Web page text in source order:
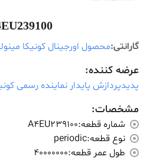
گارانتی:محصول اورجینال کونیکا
عرضه کننده:
پدیدپردازش پایدار نماینده رسمی
مشخصات:
شماره قطعه:A4EU239100
نوع قطعه:periodic
طول عمر قطعه:40000000